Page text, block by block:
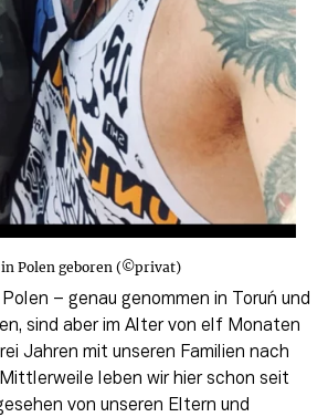
Polen geboren (©privat)
– genau genommen in Toruń und
sind aber im Alter von elf Monaten
Jahren mit unseren Familien nach
Mittlerweile leben wir hier schon seit
von unseren Eltern und